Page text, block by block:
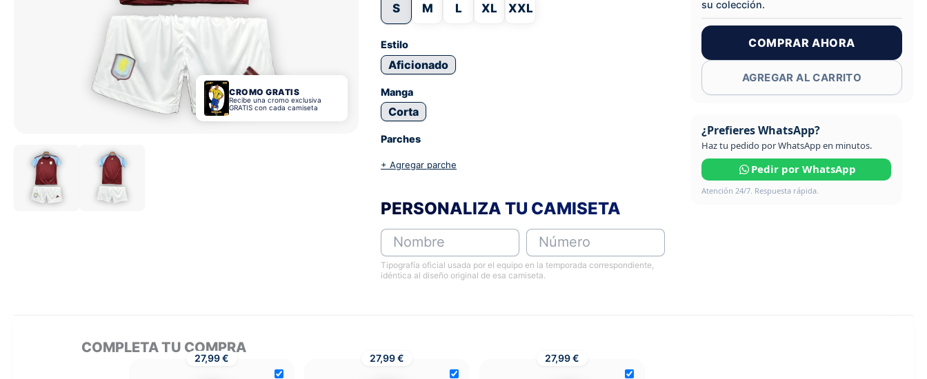
CROMO GRATIS
Recibe una cromo exclusiva
GRATIS con cada camiseta
S M L XL XXL
Estilo
Aficionado
Manga
Corta
Parches
+ Agregar parche
PERSONALIZA TU CAMISETA
Nombre Número
Tipografía oficial usada por el equipo en la temporada correspondiente,
idéntica al diseño original de esa camiseta.
su colección.
COMPRAR AHORA
AGREGAR AL CARRITO
¿Prefieres WhatsApp?
Haz tu pedido por WhatsApp en minutos.
Pedir por WhatsApp
Atención 24/7. Respuesta rápida.
COMPLETA TU COMPRA
27,99 € 27,99 € 27,99 €